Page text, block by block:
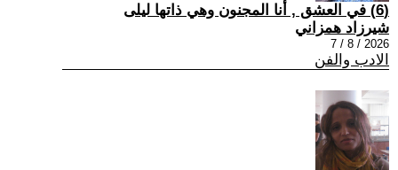
(6) في العشق , أنا المجنون وهي ذاتها ليلى
شيرزاد همزاني
2026 / 8 / 7
الادب والفن